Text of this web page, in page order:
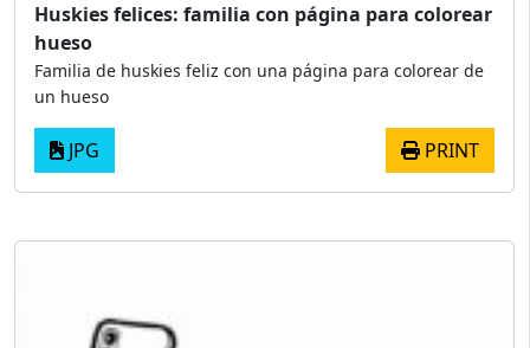
Huskies felices: familia con página para colorear
hueso
Familia de huskies feliz con una página para colorear de
un hueso
JPG PRINT